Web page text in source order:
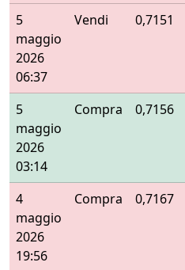
5
maggio
2026
06:37
Vendi 0,7151
5
maggio
2026
03:14
Compra 0,7156
4
maggio
2026
19:56
Compra 0,7167